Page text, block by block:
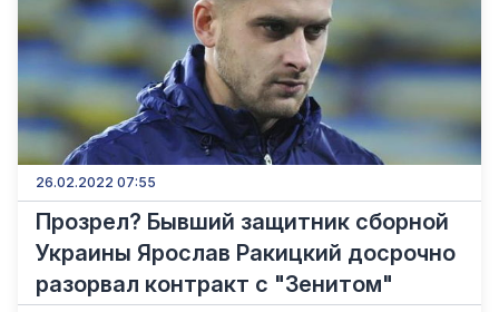
26.02.2022 07:55
Прозрел? Бывший защитник сборной
Украины Ярослав Ракицкий досрочно
разорвал контракт с "Зенитом"